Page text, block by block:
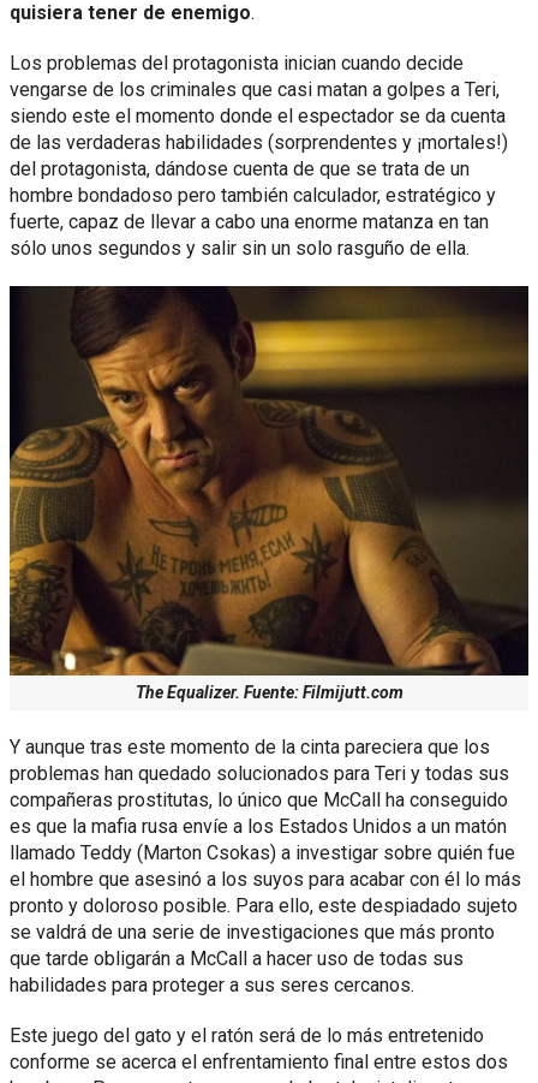
quisiera tener de enemigo.
Los problemas del protagonista inician cuando decide
vengarse de los criminales que casi matan a golpes a Teri,
siendo este el momento donde el espectador se da cuenta
de las verdaderas habilidades (sorprendentes y ¡mortales!)
del protagonista, dándose cuenta de que se trata de un
hombre bondadoso pero también calculador, estratégico y
fuerte, capaz de llevar a cabo una enorme matanza en tan
sólo unos segundos y salir sin un solo rasguño de ella.
The Equalizer. Fuente: Filmijutt.com
Y aunque tras este momento de la cinta pareciera que los
problemas han quedado solucionados para Teri y todas sus
compañeras prostitutas, lo único que McCall ha conseguido
es que la mafia rusa envíe a los Estados Unidos a un matón
llamado Teddy (Marton Csokas) a investigar sobre quién fue
el hombre que asesinó a los suyos para acabar con él lo más
pronto y doloroso posible. Para ello, este despiadado sujeto
se valdrá de una serie de investigaciones que más pronto
que tarde obligarán a McCall a hacer uso de todas sus
habilidades para proteger a sus seres cercanos.
Este juego del gato y el ratón será de lo más entretenido
conforme se acerca el enfrentamiento final entre estos dos